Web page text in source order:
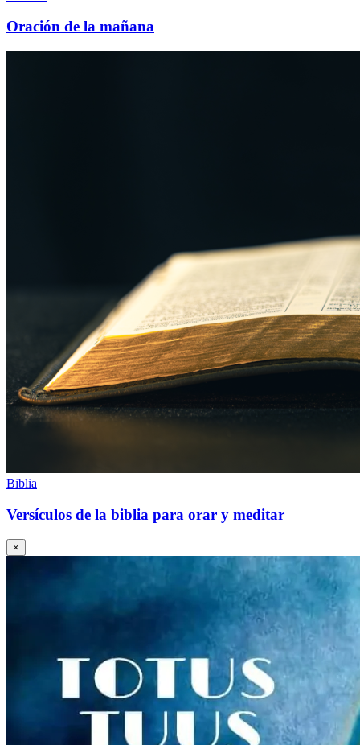
Oración de la mañana
Biblia
Versículos de la biblia para orar y meditar
×